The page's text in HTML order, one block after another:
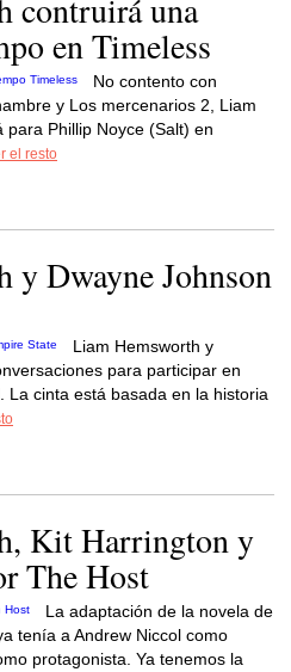
contruirá una
en Timeless
No contento con
y Los mercenarios 2, Liam
Phillip Noyce (Salt) en
el resto
y Dwayne Johnson
Liam Hemsworth y
para participar en
La cinta está basada en la historia
Kit Harrington y
The Host
La adaptación de la novela de
tenía a Andrew Niccol como
protagonista. Ya tenemos la